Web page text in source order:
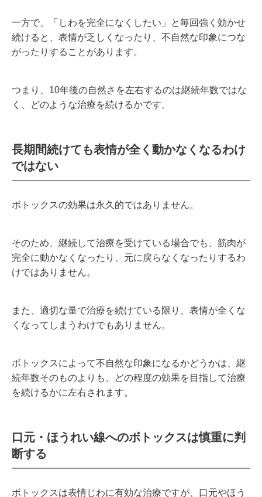
一方で、「しわを完全になくしたい」と毎回強く効かせ
続けると、表情が乏しくなったり、不自然な印象につな
がったりすることがあります。
つまり、10年後の自然さを左右するのは継続年数ではな
く、どのような治療を続けるかです。
長期間続けても表情が全く動かなくなるわけ
ではない
ボトックスの効果は永久的ではありません。
そのため、継続して治療を受けている場合でも、筋肉が
完全に動かなくなったり、元に戻らなくなったりするわ
けではありません。
また、適切な量で治療を続けている限り、表情が全くな
くなってしまうわけでもありません。
ボトックスによって不自然な印象になるかどうかは、継
続年数そのものよりも、どの程度の効果を目指して治療
を続けるかに左右されます。
口元・ほうれい線へのボトックスは慎重に判
断する
ボトックスは表情じわに有効な治療ですが、口元やほう